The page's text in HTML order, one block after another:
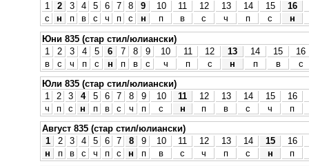
1
2 3 4 5 6 7 8 9 10 11 12 13 14 15
16
с
н п в с ч п с н п в с ч п с
н
Юни 835 (стар стил/юлиански)
1
2 3 4 5 6 7 8 9 10 11 12 13 14 15
16
в
с ч п с н п в с ч п с н п в
с
Юли 835 (стар стил/юлиански)
1
2 3 4 5 6 7 8 9 10 11 12 13 14 15
16
ч
п с н п в с ч п с н п в с ч
п
Август 835 (стар стил/юлиански)
1
2 3 4 5 6 7 8 9 10 11 12 13 14 15
16
н
п в с ч п с н п в с ч п с н
п